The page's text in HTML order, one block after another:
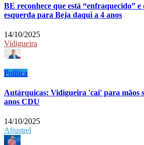
BE reconhece que está “enfraquecido”
esquerda para Beja daqui a 4 anos
14/10/2025
Vidigueira
Política
Autárquicas: Vidigueira 'cai' para mãos
anos CDU
14/10/2025
Aljustrel